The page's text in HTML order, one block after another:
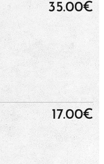
35.00€
17.00€